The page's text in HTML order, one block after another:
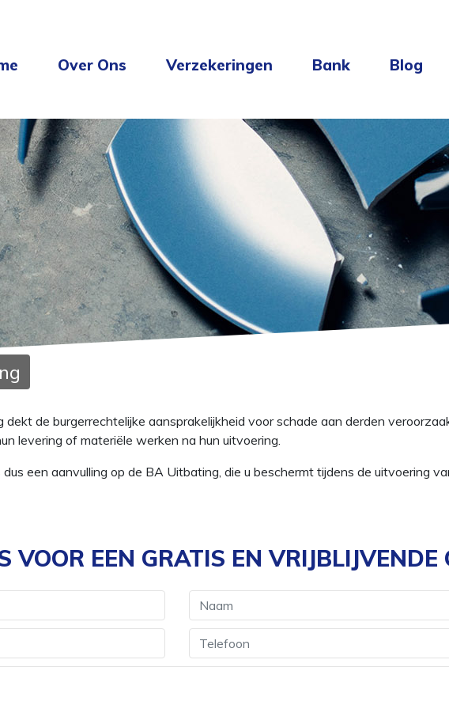
Over Ons Verzekeringen Bank Blog
dekt de burgerrechtelijke aansprakelijkheid voor schade aan derden
levering of materiële werken na hun uitvoering.
een aanvulling op de BA Uitbating, die u beschermt tijdens de uitvoering
VOOR EEN GRATIS EN VRIJBLIJVENDE